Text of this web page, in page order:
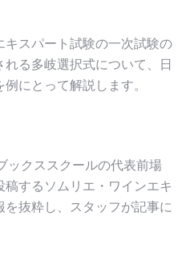
スパート試験の一次試験の
る多岐選択式について、日
にとって解説します。
ックススクールの代表前場
するソムリエ・ワインエキ
抜粋し、スタッフが記事に